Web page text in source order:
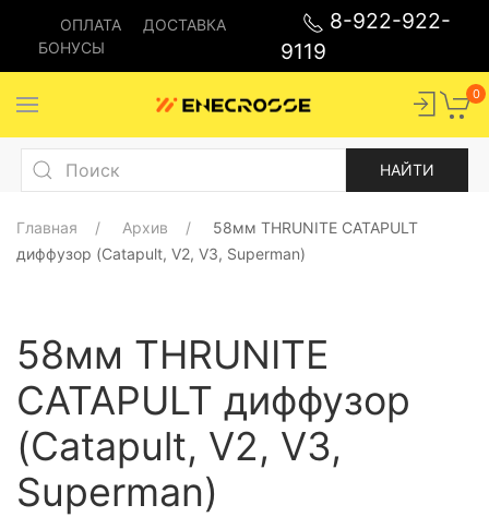
ОПЛАТА
ДОСТАВКА
БОНУСЫ
8-922-922-
9119
0
Главная Архив
58мм THRUNITE CATAPULT
диффузор (Catapult, V2, V3, Superman)
58мм THRUNITE
CATAPULT диффузор
(Catapult, V2, V3,
Superman)